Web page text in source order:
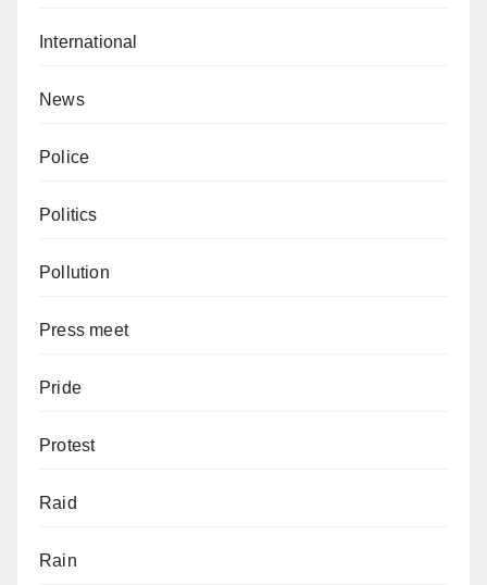
International
News
Police
Politics
Pollution
Press meet
Pride
Protest
Raid
Rain